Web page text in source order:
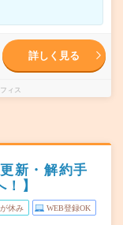
詳しく見る
ィス
新・解約手
】
休み WEB登録OK